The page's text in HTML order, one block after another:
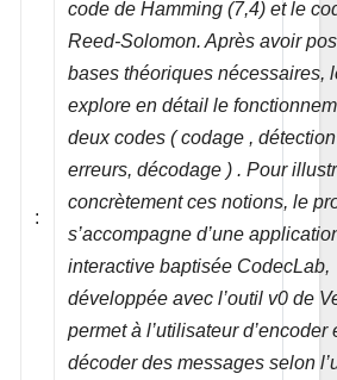
:
code de Hamming (7,4) et le
Reed-Solomon. Après avoir
bases théoriques nécessaires,
explore en détail le
deux codes ( codage ,
erreurs, décodage ) . Pour
concrètement ces notions, le
s’accompagne d’une
interactive baptisée CodecLab,
développée avec l’outil v0 de
permet à l’utilisateur d’encoder
décoder des messages selon